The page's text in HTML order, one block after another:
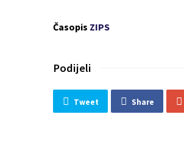
Časopis ZIPS
Podijeli
Tweet Share